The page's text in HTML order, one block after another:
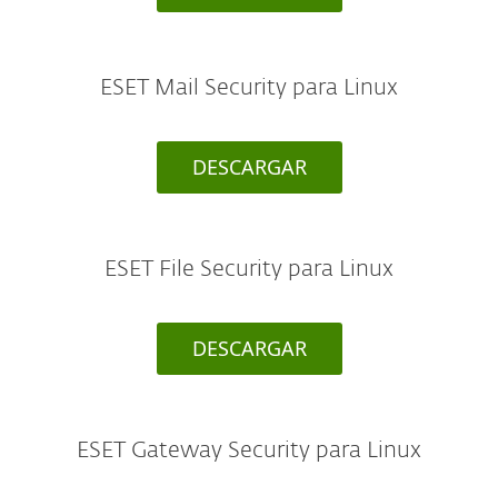
ESET Mail Security para Linux
DESCARGAR
ESET File Security para Linux
DESCARGAR
ESET Gateway Security para Linux